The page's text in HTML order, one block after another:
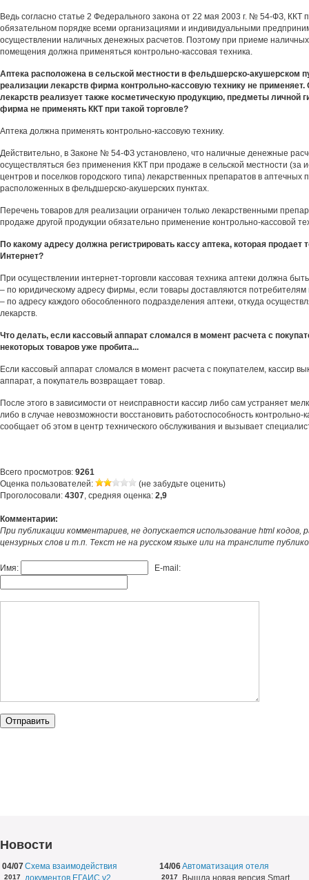
Ведь согласно статье 2 Федерального закона от 22 мая 2003 г. № 54-ФЗ, ККТ
обязательном порядке всеми организациями и индивидуальными
осуществлении наличных денежных расчетов. Поэтому при приеме
помещения должна применяться контрольно-кассовая техника.
Аптека расположена в сельской местности в фельдшерско-акушерском
реализации лекарств фирма контрольно-кассовую технику не
лекарств реализует также косметическую продукцию, предметы личной
фирма не применять ККТ при такой торговле?
Аптека должна применять контрольно-кассовую технику.
Действительно, в Законе № 54-ФЗ установлено, что наличные денежные
осуществляться без применения ККТ при продаже в сельской местности (за
центров и поселков городского типа) лекарственных препаратов в аптечных
расположенных в фельдшерско-акушерских пунктах.
Перечень товаров для реализации ограничен только лекарственными
продаже другой продукции обязательно применение контрольно-кассовой
По какому адресу должна регистрировать кассу аптека, которая продает
Интернет?
При осуществлении интернет-торговли кассовая техника аптеки должна
– по юридическому адресу фирмы, если товары доставляются потребителям
– по адресу каждого обособленного подразделения аптеки, откуда
лекарств.
Что делать, если кассовый аппарат сломался в момент расчета с
некоторых товаров уже пробита...
Если кассовый аппарат сломался в момент расчета с покупателем, кассир
аппарат, а покупатель возвращает товар.
После этого в зависимости от неисправности кассир либо сам устраняет
либо в случае невозможности восстановить работоспособность контрольно-
сообщает об этом в центр технического обслуживания и вызывает
Всего просмотров: 9261
Оценка пользователей:
(не забудьте оценить)
Проголосовали: 4307, средняя оценка: 2,9
Комментарии:
При публикации комментариев, не допускается использование html кодов,
цензурных слов и т.п. Текст не на русском языке или на транслите
Имя: E-mail:
Новости
04/07
2017
Схема взаимодействия
документов ЕГАИС v2
14/06
2017
Автоматизация отеля
Вышла новая версия Smart